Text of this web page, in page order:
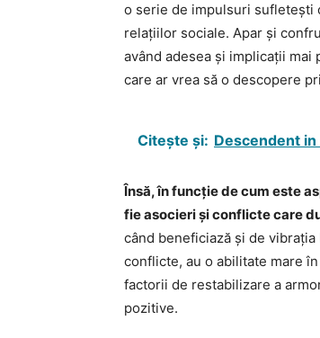
o serie de impulsuri sufletești
relațiilor sociale. Apar și
având adesea și implicații
care ar vrea să o descopere
Citește și: Descendent
Însă, în funcție de cum este
fie asocieri și conflicte care
când beneficiază și de
conflicte, au o abilitate mare
factorii de restabilizare a
pozitive.